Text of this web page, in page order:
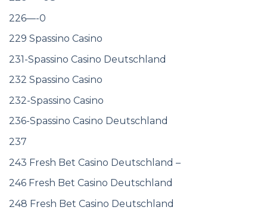
226—-0
229 Spassino Casino
231-Spassino Casino Deutschland
232 Spassino Casino
232-Spassino Casino
236-Spassino Casino Deutschland
237
243 Fresh Bet Casino Deutschland –
246 Fresh Bet Casino Deutschland
248 Fresh Bet Casino Deutschland